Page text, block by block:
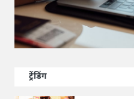
ट्रेंडिंग